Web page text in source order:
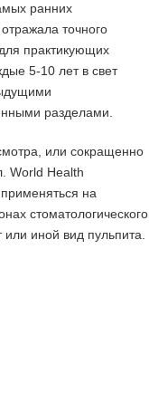
ранних
точного
практикующих
5-10 лет в свет
разделами.
или сокращенно
World Health
на
стоматологического
иной вид пульпита.